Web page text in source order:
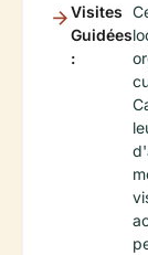
Visites
Guidées
: